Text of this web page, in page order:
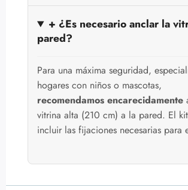
+ ¿Es necesario anclar la
pared?
Para una máxima seguridad,
hogares con niños o mascotas,
recomendamos encarecidamente
vitrina alta (210 cm) a la pared. El
incluir las fijaciones necesarias para